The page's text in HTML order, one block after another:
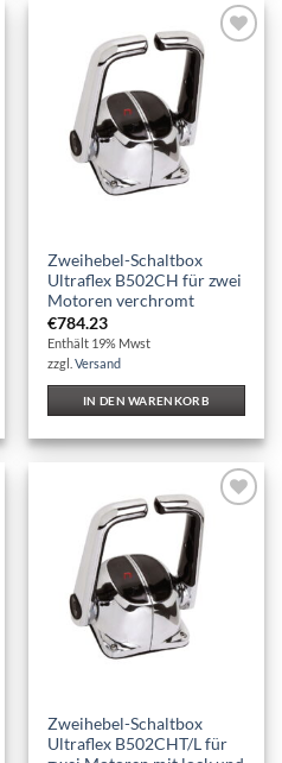
Auf die
Wunschliste
Zweihebel-Schaltbox
Ultraflex B502CH für zwei
Motoren verchromt
€784.23
Enthält 19% Mwst
zzgl.Versand
IN DEN WARENKORB
Auf die
Wunschliste
Zweihebel-Schaltbox
Ultraflex B502CHT/L für